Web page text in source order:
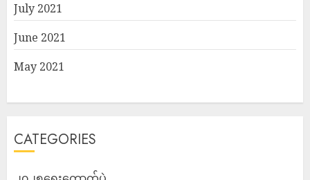
July 2021
June 2021
May 2021
CATEGORIES